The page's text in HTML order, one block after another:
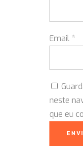
Email *
neste
que eu